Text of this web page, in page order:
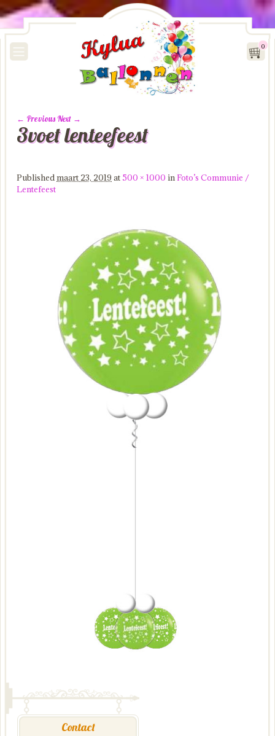
0
Image navigation
← Previous Next →
3voet lenteefeest
Publishedmaart 23, 2019 at500 × 1000 inFoto’s Communie /
Lentefeest
Contact